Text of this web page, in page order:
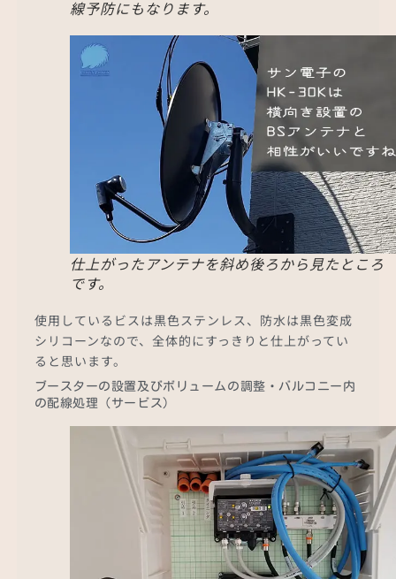
線予防にもなります。
仕上がったアンテナを斜め後ろから見たところ
です。
使用しているビスは黒色ステンレス、防水は黒色変成
シリコーンなので、全体的にすっきりと仕上がってい
ると思います。
ブースターの設置及びボリュームの調整・バルコニー内
の配線処理（サービス）